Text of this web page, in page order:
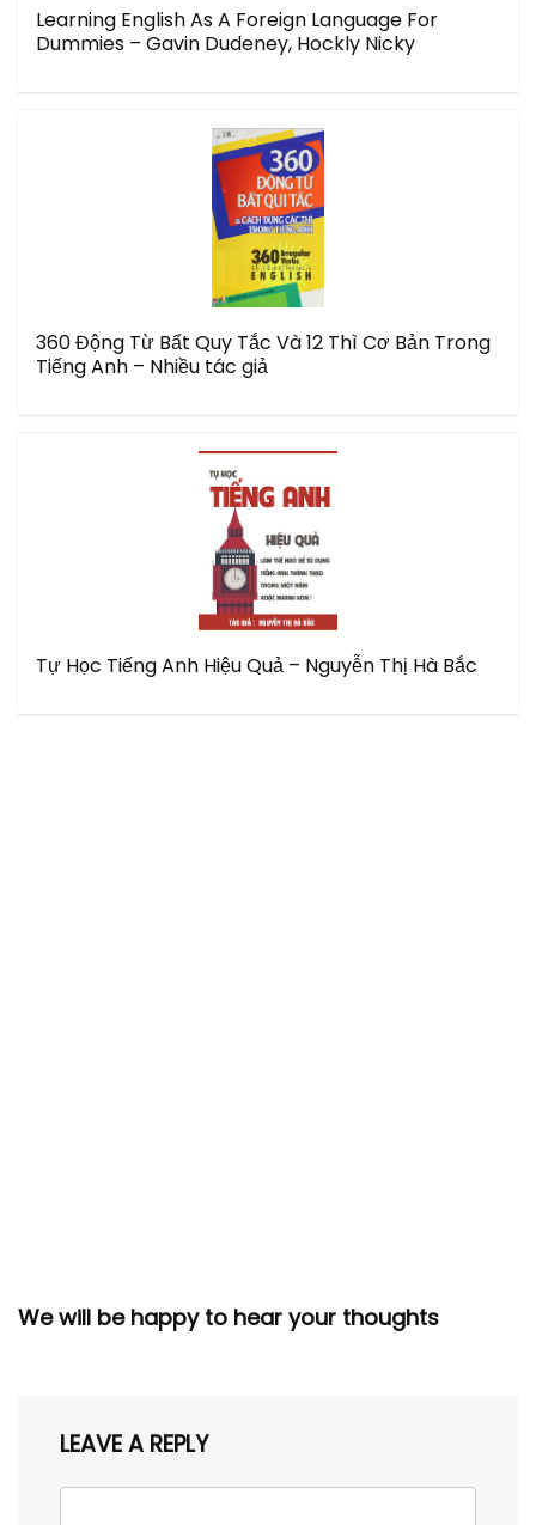
Learning English As A Foreign Language For
Dummies – Gavin Dudeney, Hockly Nicky
360 Động Từ Bất Quy Tắc Và 12 Thì Cơ Bản Trong
Tiếng Anh – Nhiều tác giả
Tự Học Tiếng Anh Hiệu Quả – Nguyễn Thị Hà Bắc
We will be happy to hear your thoughts
LEAVE A REPLY